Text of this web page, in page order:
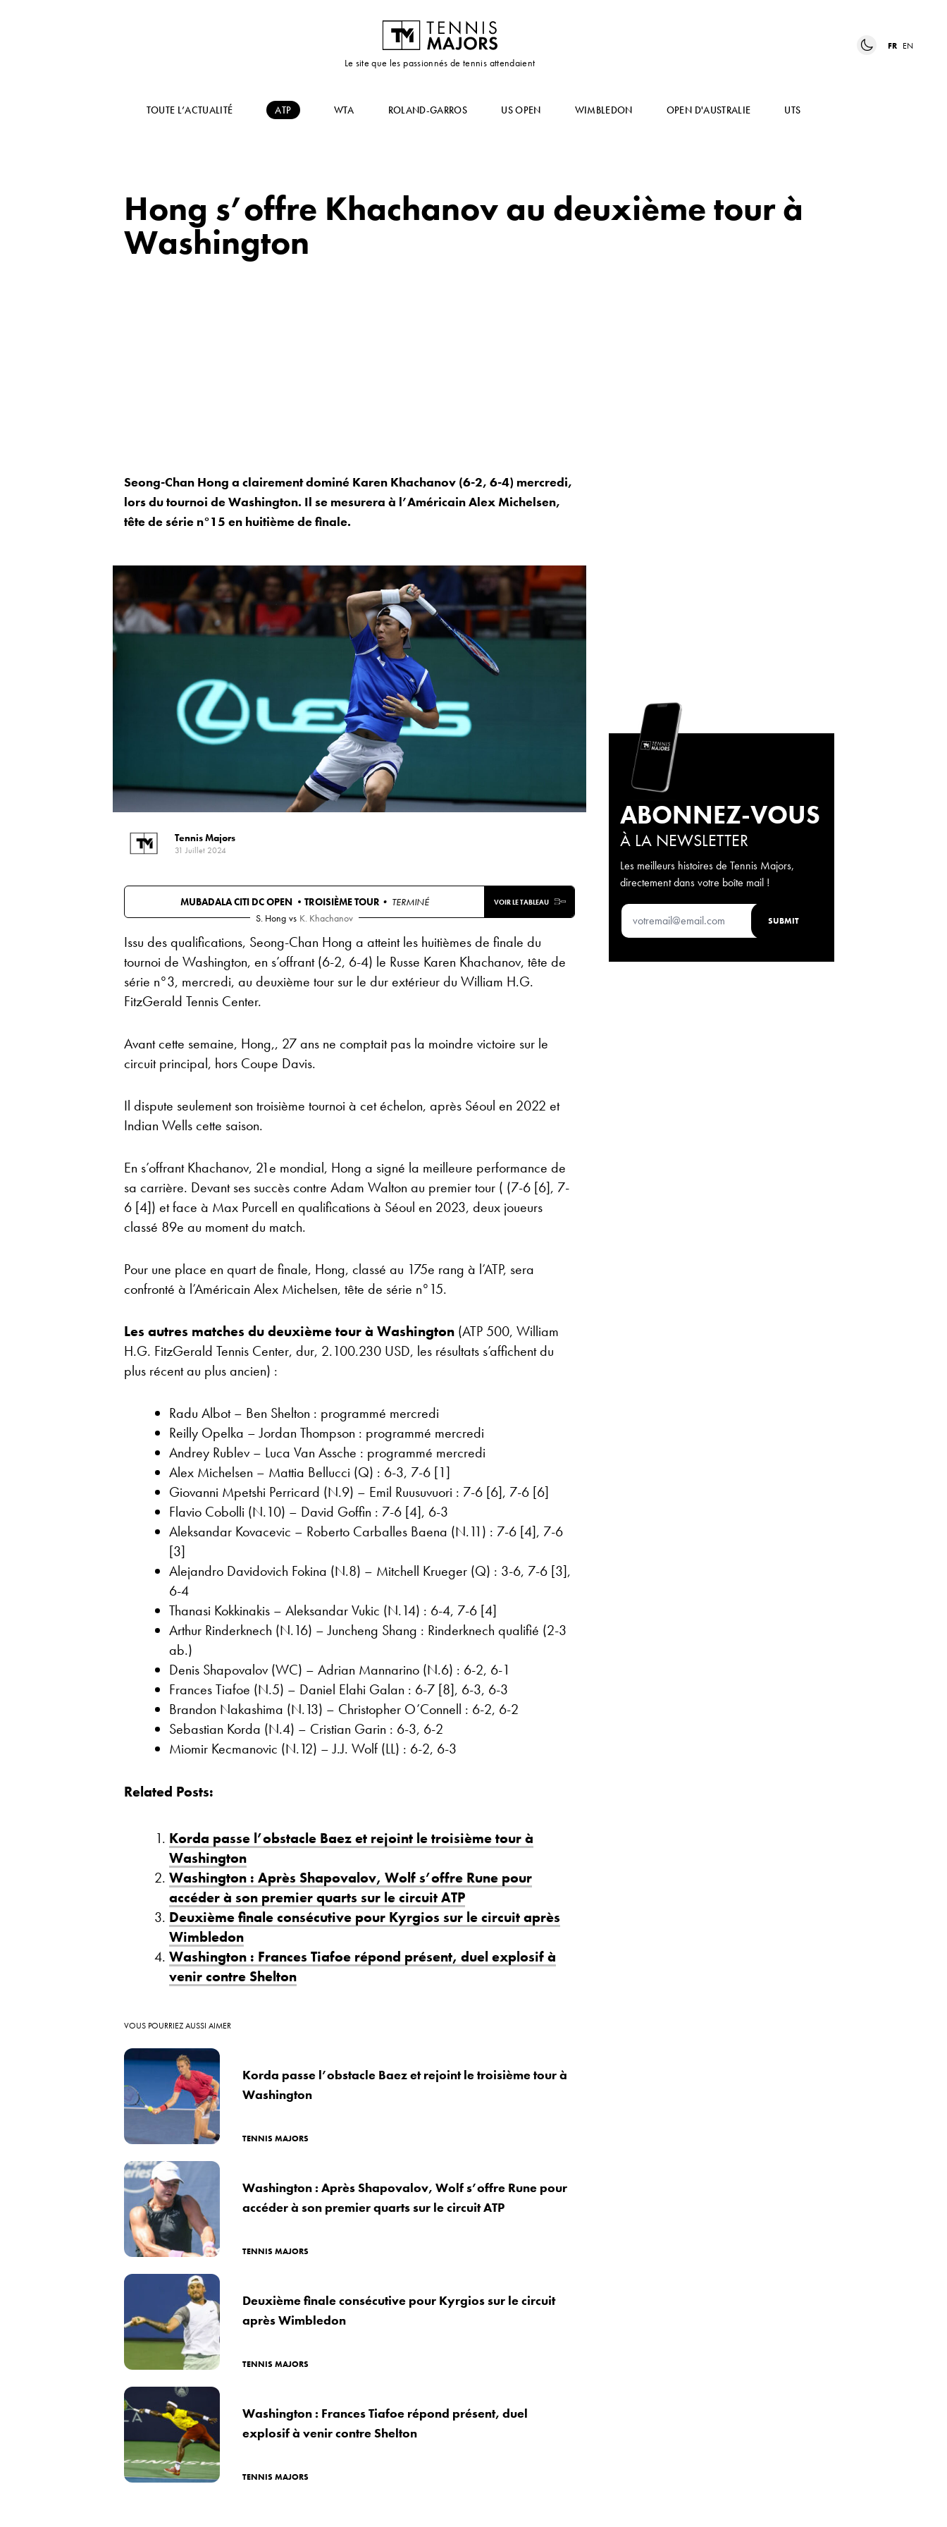
Le site que les passionnés de tennis attendaient
FR EN
TOUTE L’ACTUALITÉ ATP WTA ROLAND-GARROS US OPEN WIMBLEDON OPEN D'AUSTRALIE UTS
Hong s’offre Khachanov au deuxième tour à
Washington
Seong-Chan Hong a clairement dominé Karen Khachanov (6-2, 6-4) mercredi,
lors du tournoi de Washington. Il se mesurera à l’Américain Alex Michelsen,
tête de série n°15 en huitième de finale.
Tennis Majors
31 Juillet 2024
MUBADALA CITI DC OPEN • TROISIÈME TOUR • TERMINÉ VOIR LE TABLEAU
S. Hong vs K. Khachanov
Issu des qualifications, Seong-Chan Hong a atteint les huitièmes de finale du
tournoi de Washington, en s’offrant (6-2, 6-4) le Russe Karen Khachanov, tête de
série n°3, mercredi, au deuxième tour sur le dur extérieur du William H.G.
FitzGerald Tennis Center.
Avant cette semaine, Hong,, 27 ans ne comptait pas la moindre victoire sur le
circuit principal, hors Coupe Davis.
Il dispute seulement son troisième tournoi à cet échelon, après Séoul en 2022 et
Indian Wells cette saison.
En s’offrant Khachanov, 21e mondial, Hong a signé la meilleure performance de
sa carrière. Devant ses succès contre Adam Walton au premier tour ( (7-6 [6], 7-
6 [4]) et face à Max Purcell en qualifications à Séoul en 2023, deux joueurs
classé 89e au moment du match.
Pour une place en quart de finale, Hong, classé au 175e rang à l’ATP, sera
confronté à l’Américain Alex Michelsen, tête de série n°15.
Les autres matches du deuxième tour à Washington (ATP 500, William
H.G. FitzGerald Tennis Center, dur, 2.100.230 USD, les résultats s’affichent du
plus récent au plus ancien) :
Radu Albot – Ben Shelton : programmé mercredi
Reilly Opelka – Jordan Thompson : programmé mercredi
Andrey Rublev – Luca Van Assche : programmé mercredi
Alex Michelsen – Mattia Bellucci (Q) : 6-3, 7-6 [1]
Giovanni Mpetshi Perricard (N.9) – Emil Ruusuvuori : 7-6 [6], 7-6 [6]
Flavio Cobolli (N.10) – David Goffin : 7-6 [4], 6-3
Aleksandar Kovacevic – Roberto Carballes Baena (N.11) : 7-6 [4], 7-6
[3]
Alejandro Davidovich Fokina (N.8) – Mitchell Krueger (Q) : 3-6, 7-6 [3],
6-4
Thanasi Kokkinakis – Aleksandar Vukic (N.14) : 6-4, 7-6 [4]
Arthur Rinderknech (N.16) – Juncheng Shang : Rinderknech qualifié (2-3
ab.)
Denis Shapovalov (WC) – Adrian Mannarino (N.6) : 6-2, 6-1
Frances Tiafoe (N.5) – Daniel Elahi Galan : 6-7 [8], 6-3, 6-3
Brandon Nakashima (N.13) – Christopher O’Connell : 6-2, 6-2
Sebastian Korda (N.4) – Cristian Garin : 6-3, 6-2
Miomir Kecmanovic (N.12) – J.J. Wolf (LL) : 6-2, 6-3
Related Posts:
Korda passe l’obstacle Baez et rejoint le troisième tour à
Washington
Washington : Après Shapovalov, Wolf s’offre Rune pour
accéder à son premier quarts sur le circuit ATP
Deuxième finale consécutive pour Kyrgios sur le circuit après
Wimbledon
Washington : Frances Tiafoe répond présent, duel explosif à
venir contre Shelton
VOUS POURRIEZ AUSSI AIMER
Korda passe l’obstacle Baez et rejoint le troisième tour à
Washington
TENNIS MAJORS
Washington : Après Shapovalov, Wolf s’offre Rune pour
accéder à son premier quarts sur le circuit ATP
TENNIS MAJORS
Deuxième finale consécutive pour Kyrgios sur le circuit
après Wimbledon
TENNIS MAJORS
Washington : Frances Tiafoe répond présent, duel
explosif à venir contre Shelton
TENNIS MAJORS
ABONNEZ-VOUS
À LA NEWSLETTER
Les meilleurs histoires de Tennis Majors,
directement dans votre boîte mail !